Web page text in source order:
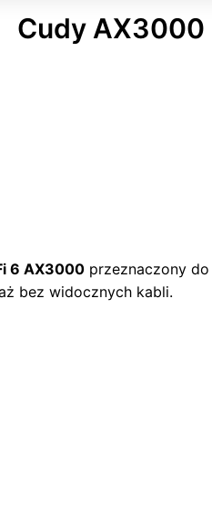
Cudy AX3000
6 AX3000 przeznaczony
bez widocznych kabli.